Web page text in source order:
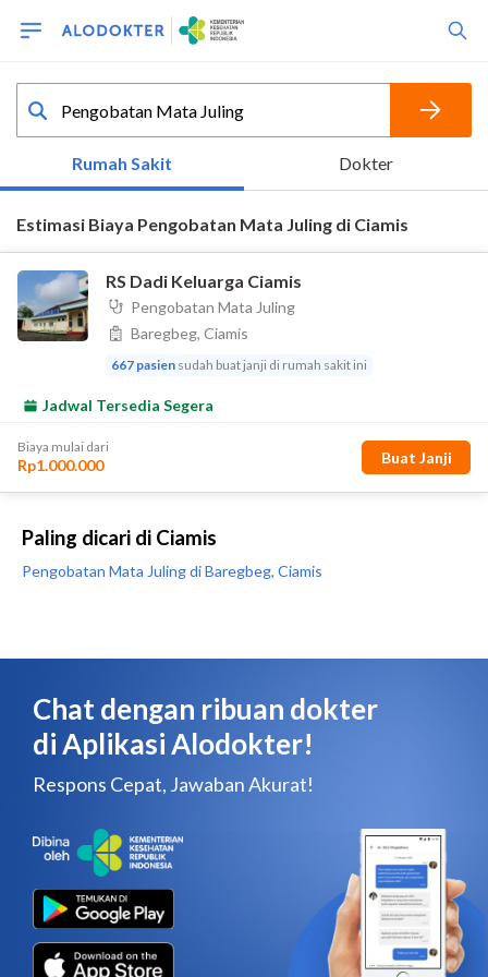
Paling dicari di Ciamis
Pengobatan Mata Juling di Baregbeg, Ciamis